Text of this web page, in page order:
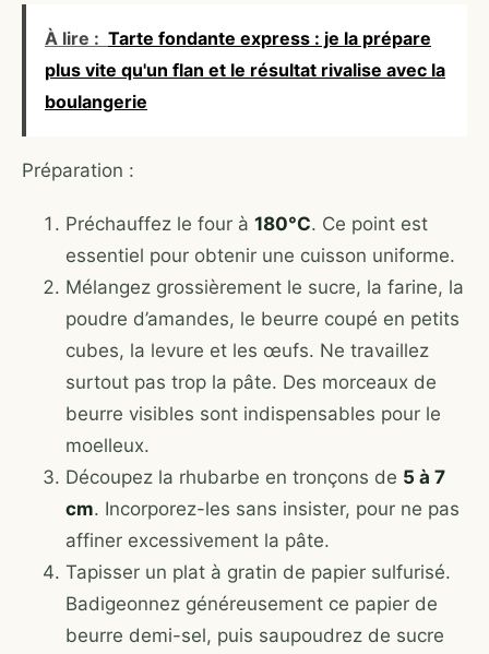
À lire : Tarte fondante express : je la prépare
plus vite qu'un flan et le résultat rivalise avec la
boulangerie
Préparation :
Préchauffez le four à 180°C. Ce point est
essentiel pour obtenir une cuisson uniforme.
Mélangez grossièrement le sucre, la farine, la
poudre d’amandes, le beurre coupé en petits
cubes, la levure et les œufs. Ne travaillez
surtout pas trop la pâte. Des morceaux de
beurre visibles sont indispensables pour le
moelleux.
Découpez la rhubarbe en tronçons de 5 à 7
cm. Incorporez-les sans insister, pour ne pas
affiner excessivement la pâte.
Tapisser un plat à gratin de papier sulfurisé.
Badigeonnez généreusement ce papier de
beurre demi-sel, puis saupoudrez de sucre